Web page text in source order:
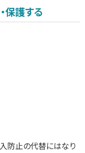
保護する
防止の代替にはなり